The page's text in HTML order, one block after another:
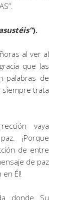
”).
al ver al
que las
palabras de
siempre trata
vaya
¡Porque
de entre
de paz
Él!
donde Su